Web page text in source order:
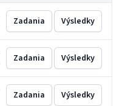
Zadania Výsledky
Zadania Výsledky
Zadania Výsledky